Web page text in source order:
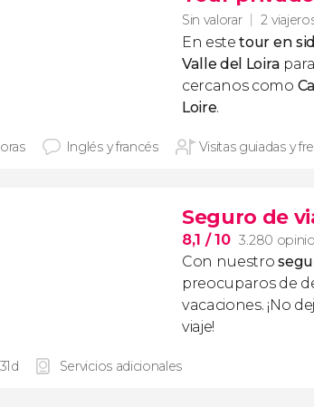
Sin valorar 2
En estetour en
Valle del Loira
cercanos como
Loire.
Inglés y francés Visitas guiadas y
Seguro de
8,1 / 10 3.280
Con nuestro
preocuparos de
vacaciones. ¡No
viaje!
Servicios adicionales